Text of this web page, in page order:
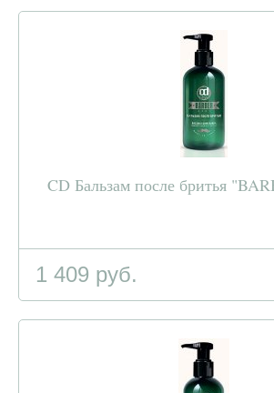
CD Бальзам после бритья
1 409 руб.